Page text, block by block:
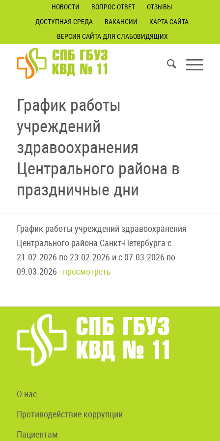
НОВОСТИ ВОПРОС-ОТВЕТ
ОТЗЫВЫ
ДОСТУПНАЯ СРЕДА
ВАКАНСИИ
КАРТА САЙТА
ВЕРСИЯ САЙТА ДЛЯ СЛАБОВИДЯЩИХ
График работы
учреждений
здравоохранения
Центрального района в
праздничные дни
График работы учреждений здравоохранения
Центрального района Санкт-Петербурга с
21.02.2026 по 23.02.2026 и с 07.03.2026 по
09.03.2026 - просмотреть
О нас
Противодействие коррупции
Пациентам